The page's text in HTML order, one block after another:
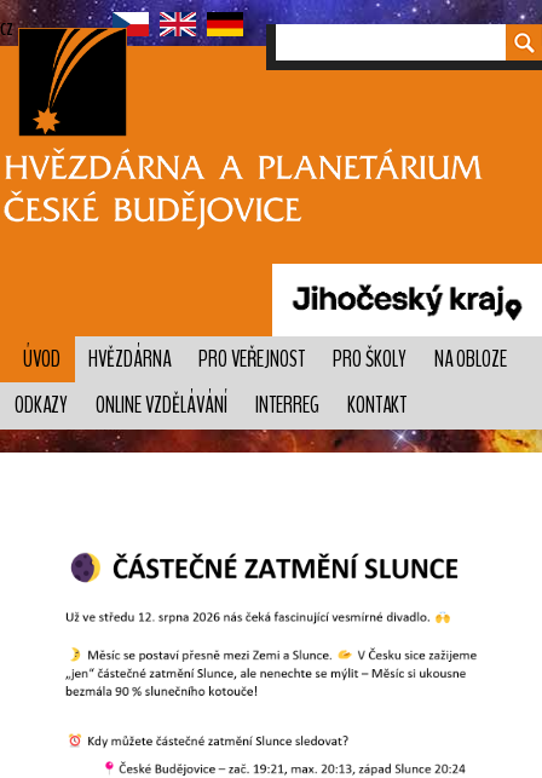
cz
ÚVOD HVĚZDÁRNA PRO VEŘEJNOST PRO ŠKOLY
NA OBLOZE
ODKAZY
ONLINE VZDĚLÁVÁNÍ INTERREG KONTAKT